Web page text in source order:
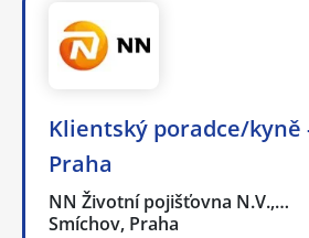
Klientský poradce/kyně
Praha
NN Životní pojišťovna N.V.,…
Smíchov, Praha